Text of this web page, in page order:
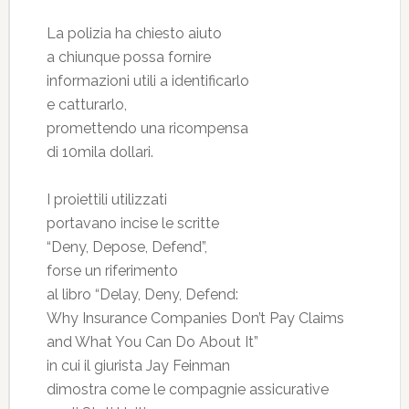
La polizia ha chiesto aiuto
a chiunque possa fornire
informazioni utili a identificarlo
e catturarlo,
promettendo una ricompensa
di 10mila dollari.
I proiettili utilizzati
portavano incise le scritte
“Deny, Depose, Defend”,
forse un riferimento
al libro “Delay, Deny, Defend:
Why Insurance Companies Don’t Pay Claims
and What You Can Do About It”
in cui il giurista Jay Feinman
dimostra come le compagnie assicurative